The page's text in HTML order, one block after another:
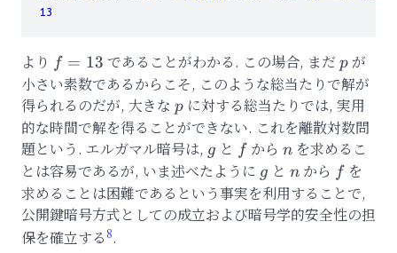
13
より f=13
f = 13 であることがわかる. この場合, まだ p
pが
小さい素数であるからこそ, このような総当たりで解が
得られるのだが, 大きな p
p に対する総当たりでは, 実用
的な時間で解を得ることができない. これを離散対数問
題という. エルガマル暗号は, g
g と ffから n
nを求めるこ
とは容易であるが, いま述べたように g
g と n
nから ffを
求めることは困難であるという事実を利用することで,
公開鍵暗号方式としての成立および暗号学的安全性の担
保を確立する 8.